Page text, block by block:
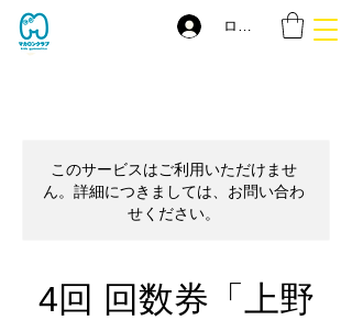
ログイン
このサービスはご利用いただけませ
ん。詳細につきましては、お問い合わ
せください。
4回 回数券「上野